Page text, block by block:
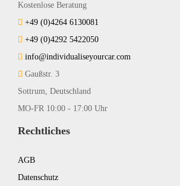
Kostenlose Beratung
+49 (0)4264 6130081
+49 (0)4292 5422050
info@individualiseyourcar.com
Gaußstr. 3
Sottrum, Deutschland
MO-FR 10:00 - 17:00 Uhr
Rechtliches
AGB
Datenschutz